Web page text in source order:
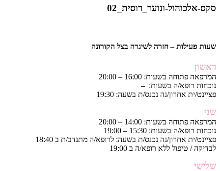
סקס-אלכוהול-ונוער_רוסית_02
שעות פעילות – חזרה לשיגרה בצל הקורונה
ראשון
המרפאה פתוחה בשעות: 16:00 – 20:00
נוכחות רופא/ה בשעות: –
פציינט/ית אחרון/נה נכנס/ת בשעה: 19:30
שני
המרפאה פתוחה בשעות: 14:00 – 20:00
נוכחות רופא/ה בשעות: 15:30 – 19:00
פציינט/ית אחרון/נה נכנס/ת בשעה: לרופא/ה מתנדב/ת ב 18:40
לבדיקה / טיפול ללא רופא/ה ב 19:00
שלישי